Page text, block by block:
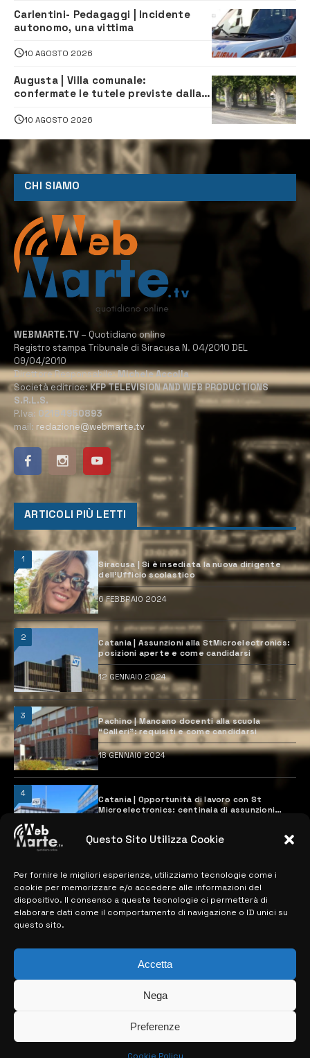
Questo Sito Utilizza Cookie
Per fornire le migliori esperienze, utilizziamo tecnologie come i
cookie per memorizzare e/o accedere alle informazioni del
dispositivo. Il consenso a queste tecnologie ci permetterà di
elaborare dati come il comportamento di navigazione o ID unici su
questo sito.
Accetta
Nega
Preferenze
Carlentini- Pedagaggi | Incidente
autonomo, una vittima
10 AGOSTO 2026
Augusta | Villa comunale:
confermate le tutele previste dalla
10 AGOSTO 2026
CHI SIAMO
WEBMARTE.TV – Quotidiano online
Registro stampa Tribunale di Siracusa N. 04/2010 DEL
09/04/2010
Direttore Responsabile:Michele Accolla
Società editrice:KFP TELEVISION AND WEB PRODUCTIONS
S.R.L.S.
P.Iva: 02184950893
mail: redazione@webmarte.tv
ARTICOLI PIÙ LETTI
1
Siracusa | Si è insediata la nuova dirigente
dell’Ufficio scolastico
6 FEBBRAIO 2024
2
Catania | Assunzioni alla StMicroelectronics:
posizioni aperte e come candidarsi
12 GENNAIO 2024
3
Pachino | Mancano docenti alla scuola
“Calleri”: requisiti e come candidarsi
18 GENNAIO 2024
4
Catania | Opportunità di lavoro con St
Microelectronics: centinaia di assunzioni
28 MARZO 2024
MAPPA DEL SITO
> NOTIZIE
> EDIZIONI LOCALI